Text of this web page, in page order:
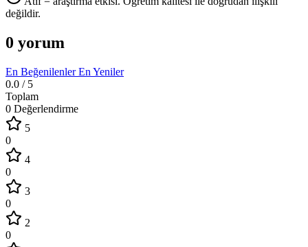
değildir.
0 yorum
En BeğenilenlerEn Yeniler
0.0 / 5
Toplam
0 Değerlendirme
5
0
4
0
3
0
2
0